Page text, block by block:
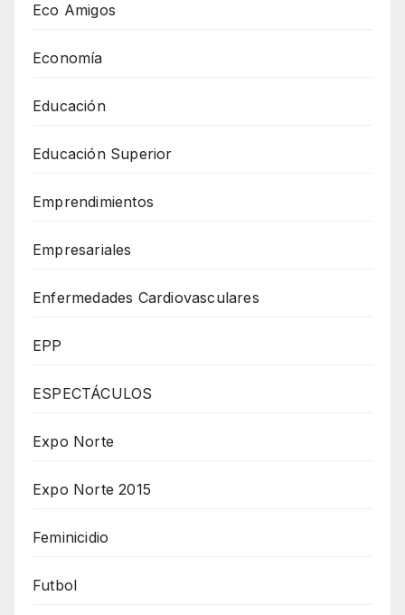
Eco Amigos
Economía
Educación
Educación Superior
Emprendimientos
Empresariales
Enfermedades Cardiovasculares
EPP
ESPECTÁCULOS
Expo Norte
Expo Norte 2015
Feminicidio
Futbol